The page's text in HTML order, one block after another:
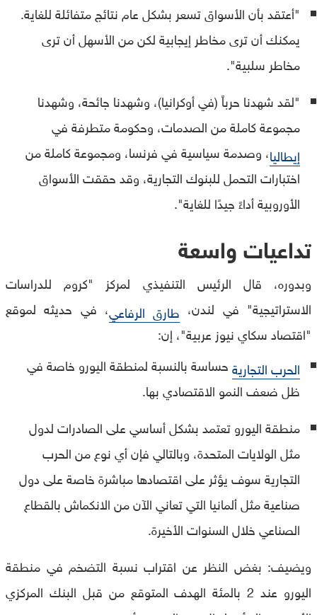
"أعتقد بأن الأسواق تسعر بشكل عام نتائج متفائلة للغاية.
يمكنك أن ترى مخاطر إيجابية لكن من الأسهل أن ترى
مخاطر سلبية".
"لقد شهدنا حرباً (في أوكرانيا)، وشهدنا جائحة، وشهدنا
مجموعة كاملة من الصدمات، وحكومة متطرفة في
إيطاليا، وصدمة سياسية في فرنسا، ومجموعة كاملة من
اختبارات التحمل للبنوك التجارية، وقد حققت الأسواق
الأوروبية أداءً جيدًا للغاية".
تداعيات واسعة
وبدوره، قال الرئيس التنفيذي لمركز "كروم للدراسات
الاستراتيجية" في لندن، طارق الرفاعي، في حديثه لموقع
"اقتصاد سكاي نيوز عربية"، إن:
الحرب التجاريةحساسة بالنسبة لمنطقة اليورو خاصة في
ظل ضعف النمو الاقتصادي بها.
منطقة اليورو تعتمد بشكل أساسي على الصادرات لدول
مثل الولايات المتحدة، وبالتالي فإن أي نوع من الحرب
التجارية سوف يؤثر على اقتصادها مباشرة خاصة على دول
صناعية مثل ألمانيا التي تعاني الآن من الانكماش بالقطاع
الصناعي خلال السنوات الأخيرة.
ويضيف: بغض النظر عن اقتراب نسبة التضخم في منطقة
اليورو عند 2 بالمئة الهدف المتوقع من قبل البنك المركزي